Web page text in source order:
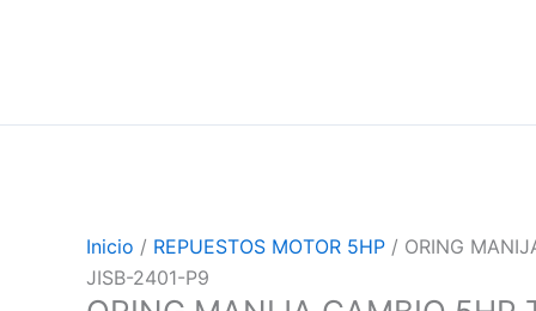
Inicio / REPUESTOS MOTOR 5HP / ORING
JISB-2401-P9